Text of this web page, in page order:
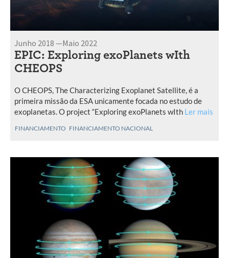
Junho 2018 —Maio 2022
EPIC: Exploring exoPlanets wIth
CHEOPS
O CHEOPS, The Characterizing Exoplanet Satellite, é a
primeira missão da ESA unicamente focada no estudo de
exoplanetas. O project “Exploring exoPlanets wIth Ler mais
FINANCIAMENTO FINANCIAMENTO NACIONAL